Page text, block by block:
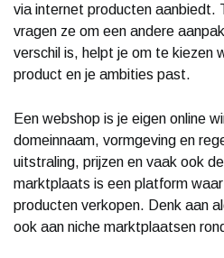
via internet producten aanbiedt.
vragen ze om een andere
verschil is, helpt je om te kiezen
product en je ambities past.
Een webshop is je eigen online
domeinnaam, vormgeving en
uitstraling, prijzen en vaak ook
marktplaats is een platform
producten verkopen. Denk aan
ook aan niche marktplaatsen